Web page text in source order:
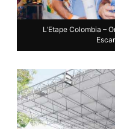
L’Etape Colombia –